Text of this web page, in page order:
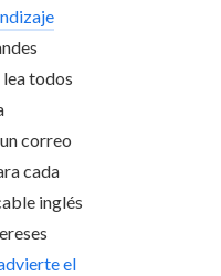
todos
correo
cada
inglés
el